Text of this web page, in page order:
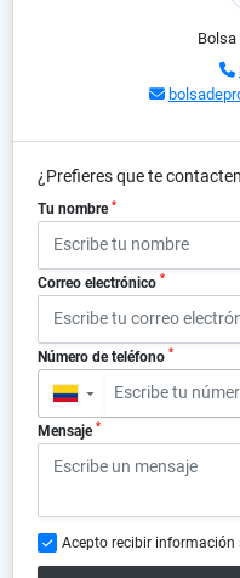
Bolsa
¿Prefieres que te
Tu nombre *
Correo electrónico *
Número de teléfono *
▼
Mensaje *
Acepto recibir